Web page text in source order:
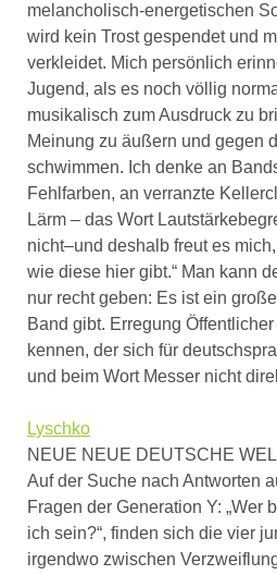
melancholisch-energetischen
wird kein Trost gespendet und
verkleidet. Mich persönlich
Jugend, als es noch völlig
musikalisch zum Ausdruck zu
Meinung zu äußern und gegen
schwimmen. Ich denke an
Fehlfarben, an verranzte
Lärm – das Wort
nicht–und deshalb freut es
wie diese hier gibt.“ Man kann
nur recht geben: Es ist ein
Band gibt. Erregung
kennen, der sich für
und beim Wort Messer nicht
Lyschko
NEUE NEUE DEUTSCHE
Auf der Suche nach Antworten
Fragen der Generation Y: „Wer
ich sein?“, finden sich die vier
irgendwo zwischen